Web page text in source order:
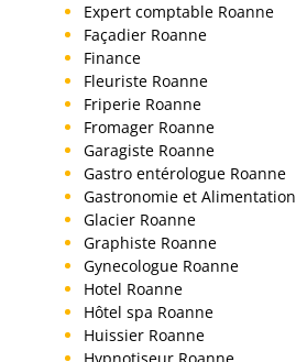
Expert comptable Roanne
Façadier Roanne
Finance
Fleuriste Roanne
Friperie Roanne
Fromager Roanne
Garagiste Roanne
Gastro entérologue Roanne
Gastronomie et Alimentation
Glacier Roanne
Graphiste Roanne
Gynecologue Roanne
Hotel Roanne
Hôtel spa Roanne
Huissier Roanne